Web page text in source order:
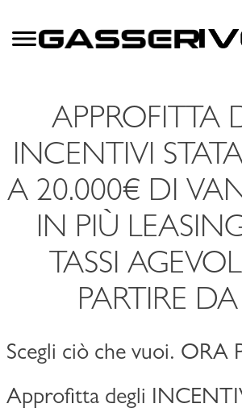
APPROFITTA
INCENTIVI
A 20.000€ DI
IN PIÙ
TASSI
PARTIRE
Scegli ciò che vuoi. ORA
Approfitta degli